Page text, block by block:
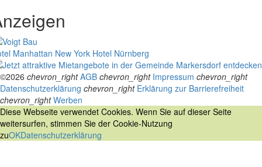
Manhattan New York Hotel Nürnberg
©2026 chevron_right AGB chevron_right Impressum chevron_right
Datenschutzerklärung chevron_right Erklärung zur Barrierefreiheit
chevron_right Werben
Diese Webseite verwendet Cookies. Wenn Sie auf dieser Seite
weitersurfen, stimmen Sie der Cookie-Nutzung
zuOKDatenschutzerklärung